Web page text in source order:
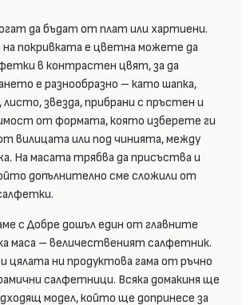
да бъдат от плат или хартиени.
на покривката е цветна можете да
в контрастен цвят, за да
е разнообразно – като шапка,
звезда, прибрани с пръстен и
от формата, която изберете ги
вилицата или под чинията, между
На масата трябва да присъства и
допълнително сме сложили от
с Добре дошъл един от главните
маса – величественият салфетник.
цялата ни продуктова гама от ръчно
салфетници. Всяка домакиня ще
модел, който ще допринесе за